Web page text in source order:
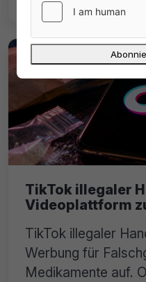
TikTok illegaler
Videoplattform
TikTok illegaler
Werbung für
Medikamente auf.